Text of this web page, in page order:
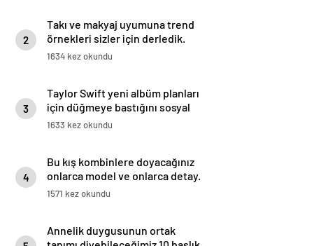
2
Takı ve makyaj uyumuna trend
örnekleri sizler için derledik.
1634 kez okundu
3
Taylor Swift yeni albüm planları
için düğmeye bastığını sosyal
medyadan duyurdu!
1633 kez okundu
4
Bu kış kombinlere doyacağınız
onlarca model ve onlarca detay.
1571 kez okundu
Annelik duygusunun ortak